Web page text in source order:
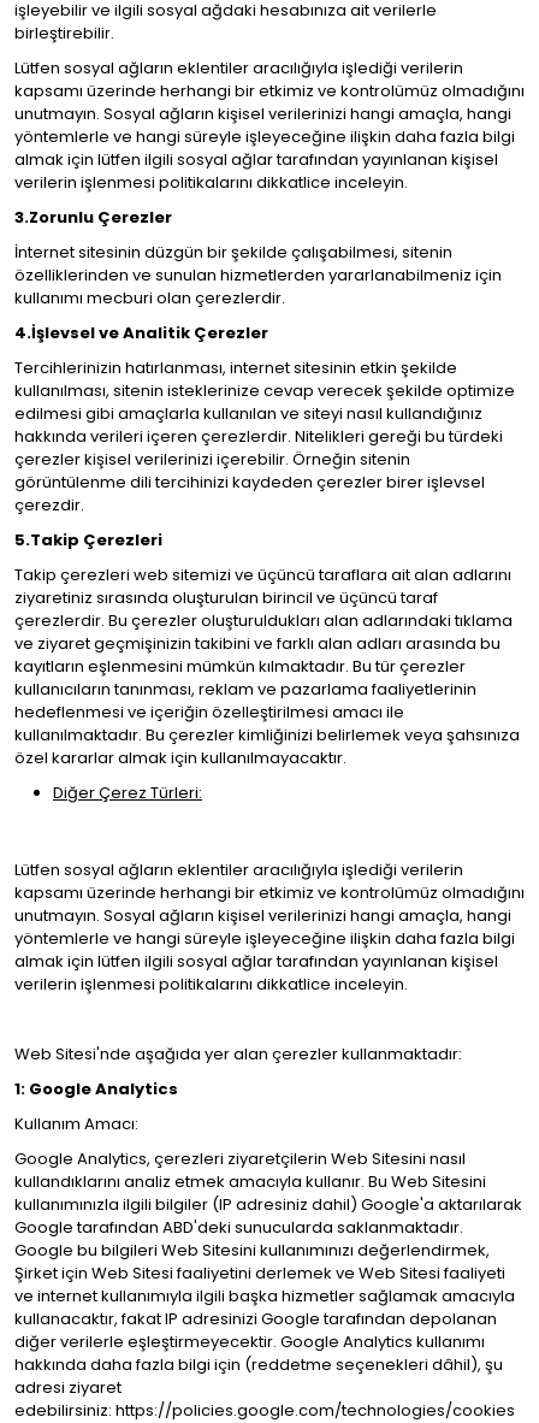
işleyebilir ve ilgili sosyal ağdaki hesabınıza ait verilerle
birleştirebilir.
Lütfen sosyal ağların eklentiler aracılığıyla işlediği verilerin
kapsamı üzerinde herhangi bir etkimiz ve kontrolümüz olmadığını
unutmayın. Sosyal ağların kişisel verilerinizi hangi amaçla, hangi
yöntemlerle ve hangi süreyle işleyeceğine ilişkin daha fazla bilgi
almak için lütfen ilgili sosyal ağlar tarafından yayınlanan kişisel
verilerin işlenmesi politikalarını dikkatlice inceleyin.
3.Zorunlu Çerezler
İnternet sitesinin düzgün bir şekilde çalışabilmesi, sitenin
özelliklerinden ve sunulan hizmetlerden yararlanabilmeniz için
kullanımı mecburi olan çerezlerdir.
4.İşlevsel ve Analitik Çerezler
Tercihlerinizin hatırlanması, internet sitesinin etkin şekilde
kullanılması, sitenin isteklerinize cevap verecek şekilde optimize
edilmesi gibi amaçlarla kullanılan ve siteyi nasıl kullandığınız
hakkında verileri içeren çerezlerdir. Nitelikleri gereği bu türdeki
çerezler kişisel verilerinizi içerebilir. Örneğin sitenin
görüntülenme dili tercihinizi kaydeden çerezler birer işlevsel
çerezdir.
5.Takip Çerezleri
Takip çerezleri web sitemizi ve üçüncü taraflara ait alan adlarını
ziyaretiniz sırasında oluşturulan birincil ve üçüncü taraf
çerezlerdir. Bu çerezler oluşturuldukları alan adlarındaki tıklama
ve ziyaret geçmişinizin takibini ve farklı alan adları arasında bu
kayıtların eşlenmesini mümkün kılmaktadır. Bu tür çerezler
kullanıcıların tanınması, reklam ve pazarlama faaliyetlerinin
hedeflenmesi ve içeriğin özelleştirilmesi amacı ile
kullanılmaktadır. Bu çerezler kimliğinizi belirlemek veya şahsınıza
özel kararlar almak için kullanılmayacaktır.
Diğer Çerez Türleri:
Lütfen sosyal ağların eklentiler aracılığıyla işlediği verilerin
kapsamı üzerinde herhangi bir etkimiz ve kontrolümüz olmadığını
unutmayın. Sosyal ağların kişisel verilerinizi hangi amaçla, hangi
yöntemlerle ve hangi süreyle işleyeceğine ilişkin daha fazla bilgi
almak için lütfen ilgili sosyal ağlar tarafından yayınlanan kişisel
verilerin işlenmesi politikalarını dikkatlice inceleyin.
Web Sitesi'nde aşağıda yer alan çerezler kullanmaktadır:
1: Google Analytics
Kullanım Amacı:
Google Analytics, çerezleri ziyaretçilerin Web Sitesini nasıl
kullandıklarını analiz etmek amacıyla kullanır. Bu Web Sitesini
kullanımınızla ilgili bilgiler (IP adresiniz dahil) Google'a aktarılarak
Google tarafından ABD'deki sunucularda saklanmaktadır.
Google bu bilgileri Web Sitesini kullanımınızı değerlendirmek,
Şirket için Web Sitesi faaliyetini derlemek ve Web Sitesi faaliyeti
ve internet kullanımıyla ilgili başka hizmetler sağlamak amacıyla
kullanacaktır, fakat IP adresinizi Google tarafından depolanan
diğer verilerle eşleştirmeyecektir. Google Analytics kullanımı
hakkında daha fazla bilgi için (reddetme seçenekleri dâhil), şu
adresi ziyaret
edebilirsiniz: https://policies.google.com/technologies/cookies